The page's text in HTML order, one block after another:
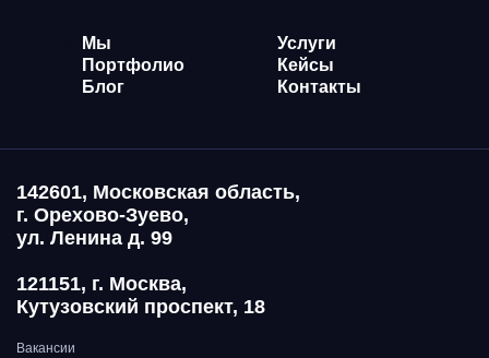
Мы
Услуги
Портфолио
Кейсы
Блог
Контакты
142601, Московская область,
г. Орехово-Зуево,
ул. Ленина д. 99
121151, г. Москва,
Кутузовский проспект, 18
Вакансии